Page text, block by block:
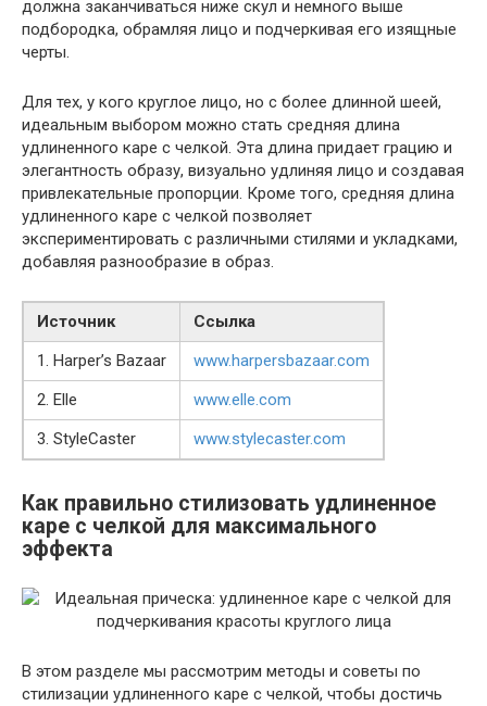
должна заканчиваться ниже скул и немного выше
подбородка, обрамляя лицо и подчеркивая его изящные
черты.
Для тех, у кого круглое лицо, но с более длинной шеей,
идеальным выбором можно стать средняя длина
удлиненного каре с челкой. Эта длина придает грацию и
элегантность образу, визуально удлиняя лицо и создавая
привлекательные пропорции. Кроме того, средняя длина
удлиненного каре с челкой позволяет
экспериментировать с различными стилями и укладками,
добавляя разнообразие в образ.
Источник
Ссылка
1. Harper’s Bazaar
www.harpersbazaar.com
2. Elle
www.elle.com
3. StyleCaster
www.stylecaster.com
Как правильно стилизовать удлиненное
каре с челкой для максимального
эффекта
В этом разделе мы рассмотрим методы и советы по
стилизации удлиненного каре с челкой, чтобы достичь